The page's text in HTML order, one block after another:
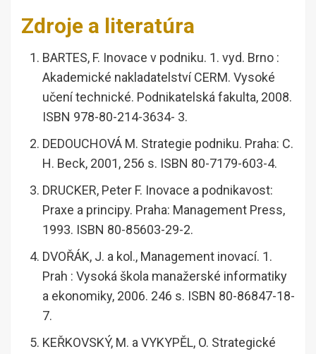
Zdroje a literatúra
BARTES, F. Inovace v podniku. 1. vyd. Brno :
Akademické nakladatelství CERM. Vysoké
učení technické. Podnikatelská fakulta, 2008.
ISBN 978-80-214-3634- 3.
DEDOUCHOVÁ M. Strategie podniku. Praha: C.
H. Beck, 2001, 256 s. ISBN 80-7179-603-4.
DRUCKER, Peter F. Inovace a podnikavost:
Praxe a principy. Praha: Management Press,
1993. ISBN 80-85603-29-2.
DVOŘÁK, J. a kol., Management inovací. 1.
Prah : Vysoká škola manažerské informatiky
a ekonomiky, 2006. 246 s. ISBN 80-86847-18-
7.
KEŘKOVSKÝ, M. a VYKYPĚL, O. Strategické